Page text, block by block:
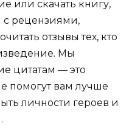
или скачать книгу,
с рецензиями,
отзывы тех, кто
Мы
цитатам — это
помогут вам лучше
личности героев и